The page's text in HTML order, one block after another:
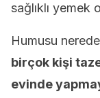
sağlıklı yemek
Humusu
birçok kişi
evinde